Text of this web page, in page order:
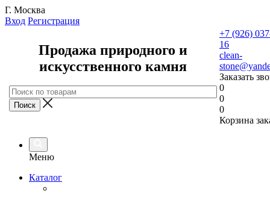
Г. Москва
Вход Регистрация
Продажа природного и
искусственного камня
+7 (926)
16
clean-
Заказать
0
0
0
Корзина
Меню
Каталог